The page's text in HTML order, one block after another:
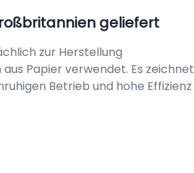
geliefert
zur Herstellung
Papier verwendet. Es zeichnet
Betrieb und hohe Effizienz